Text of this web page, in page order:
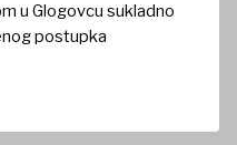
u Glogovcu sukladno
postupka